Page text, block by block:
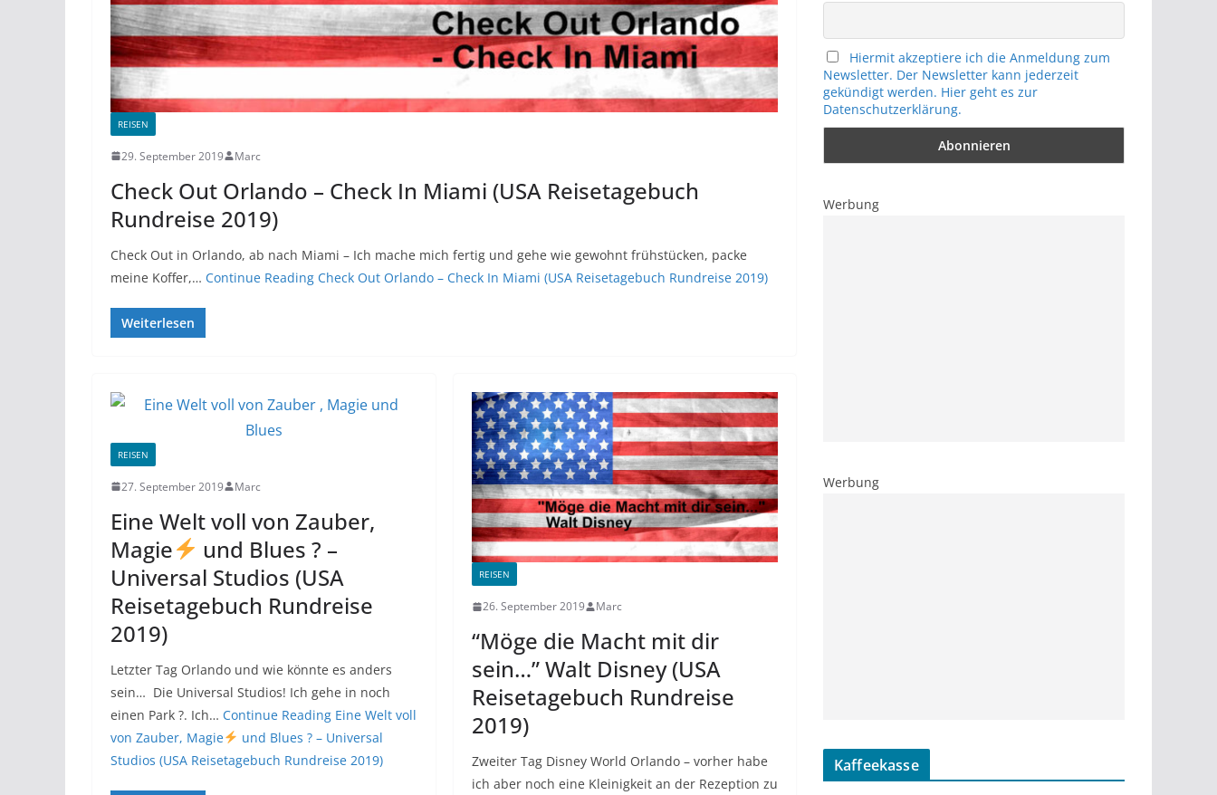
REISEN
29. September 2019 Marc
Check Out Orlando – Check In Miami (USA Reisetagebuch
Rundreise 2019)
Check Out in Orlando, ab nach Miami – Ich mache mich fertig und gehe wie gewohnt frühstücken, packe
meine Koffer,… Continue Reading Check Out Orlando – Check In Miami (USA Reisetagebuch Rundreise 2019)
Weiterlesen
REISEN
27. September 2019 Marc
Eine Welt voll von Zauber,
Magie
und Blues ? –
Universal Studios (USA
Reisetagebuch Rundreise
2019)
Letzter Tag Orlando und wie könnte es anders
sein… Die Universal Studios! Ich gehe in noch
einen Park ?. Ich… Continue Reading Eine Welt voll
von Zauber, Magie
und Blues ? – Universal
Studios (USA Reisetagebuch Rundreise 2019)
REISEN
26. September 2019 Marc
“Möge die Macht mit dir
sein…” Walt Disney (USA
Reisetagebuch Rundreise
2019)
Zweiter Tag Disney World Orlando – vorher habe
ich aber noch eine Kleinigkeit an der Rezeption zu
Hiermit akzeptiere ich die Anmeldung zum
Newsletter. Der Newsletter kann jederzeit
gekündigt werden. Hier geht es zur
Datenschutzerklärung.
Werbung
Werbung
Kaffeekasse